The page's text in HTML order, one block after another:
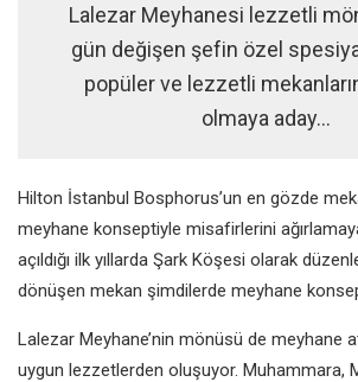
Lalezar Meyhanesi lezzetli
gün değişen şefin özel
popüler ve lezzetli
olmaya aday...
Hilton İstanbul Bosphorus’un en gözde
meyhane konseptiyle misafirlerini
açıldığı ilk yıllarda Şark Köşesi olarak
dönüşen mekan şimdilerde meyhane
Lalezar Meyhane’nin mönüsü de meyhane
uygun lezzetlerden oluşuyor. Muhammara,